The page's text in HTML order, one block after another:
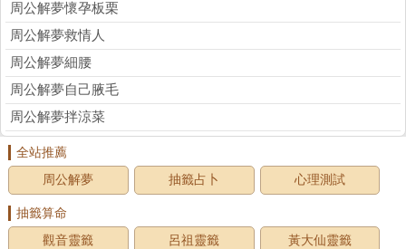
周公解夢懷孕板栗
周公解夢救情人
周公解夢細腰
周公解夢自己腋毛
周公解夢拌涼菜
全站推薦
周公解夢
抽籤占卜 心理測試
抽籤算命
觀音靈籤
呂祖靈籤 黃大仙靈籤